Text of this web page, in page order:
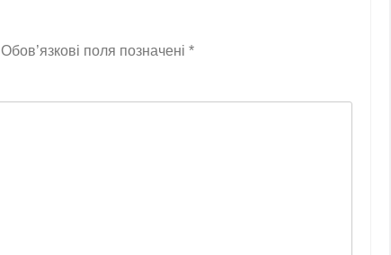
Обов’язкові поля позначені *